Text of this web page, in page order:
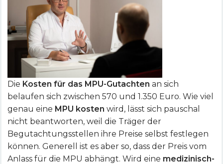
Die Kosten für das MPU-Gutachten an sich
belaufen sich zwischen 570 und 1.350 Euro. Wie viel
genau eine MPU kosten wird, lässt sich pauschal
nicht beantworten, weil die Träger der
Begutachtungsstellen ihre Preise selbst festlegen
können. Generell ist es aber so, dass der Preis vom
Anlass für die MPU abhängt. Wird eine medizinisch-